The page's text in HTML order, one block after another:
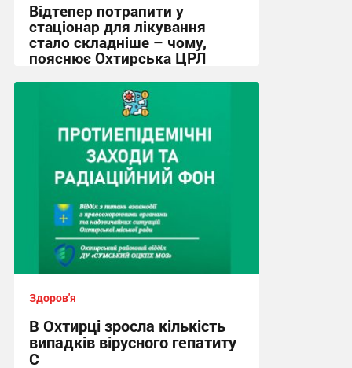
Відтепер потрапити у
стаціонар для лікування
стало складніше – чому,
пояснює Охтирська ЦРЛ
Здоров'я
В Охтирці зросла кількість
випадків вірусного гепатиту
С